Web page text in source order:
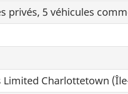
privés, 5 véhicules
Charlottetown